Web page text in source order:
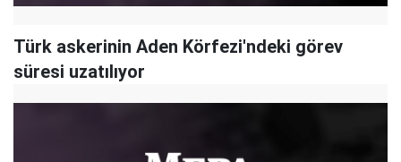
Türk askerinin Aden Körfezi'ndeki görev
süresi uzatılıyor